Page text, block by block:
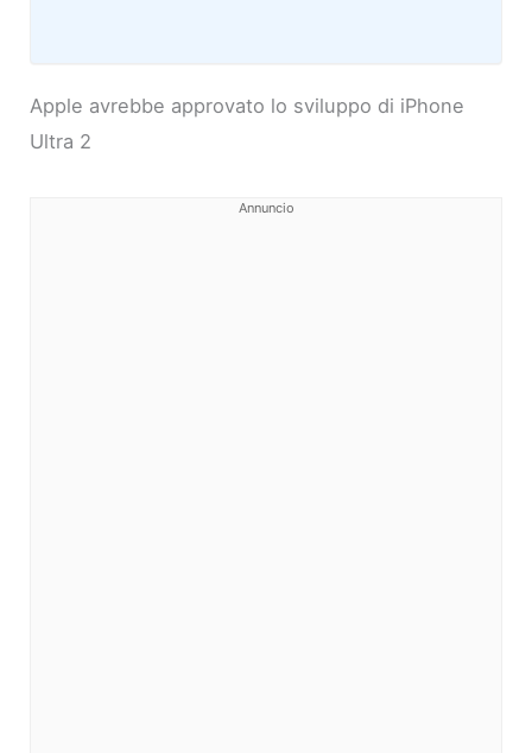
Apple avrebbe approvato lo sviluppo di iPhone
Ultra 2
Annuncio